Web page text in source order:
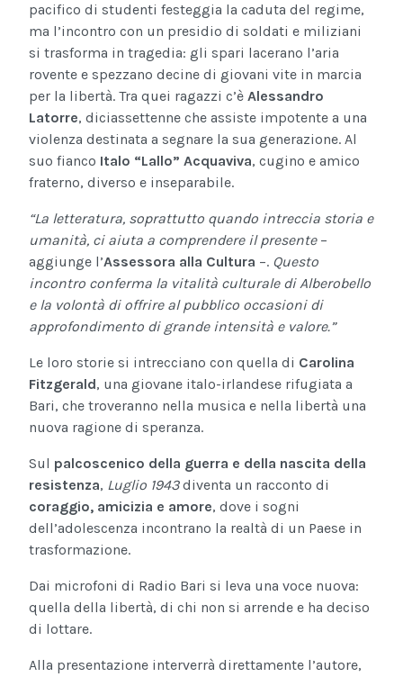
pacifico di studenti festeggia la caduta del regime,
ma l’incontro con un presidio di soldati e miliziani
si trasforma in tragedia: gli spari lacerano l’aria
rovente e spezzano decine di giovani vite in marcia
per la libertà. Tra quei ragazzi c’è Alessandro
Latorre, diciassettenne che assiste impotente a una
violenza destinata a segnare la sua generazione. Al
suo fianco Italo “Lallo” Acquaviva, cugino e amico
fraterno, diverso e inseparabile.
“La letteratura, soprattutto quando intreccia storia e
umanità, ci aiuta a comprendere il presente–
aggiunge l’Assessora alla Cultura –. Questo
incontro conferma la vitalità culturale di Alberobello
e la volontà di offrire al pubblico occasioni di
approfondimento di grande intensità e valore.”
Le loro storie si intrecciano con quella di Carolina
Fitzgerald, una giovane italo-irlandese rifugiata a
Bari, che troveranno nella musica e nella libertà una
nuova ragione di speranza.
Sul palcoscenico della guerra e della nascita della
resistenza, Luglio 1943diventa un racconto di
coraggio, amicizia e amore, dove i sogni
dell’adolescenza incontrano la realtà di un Paese in
trasformazione.
Dai microfoni di Radio Bari si leva una voce nuova:
quella della libertà, di chi non si arrende e ha deciso
di lottare.
Alla presentazione interverrà direttamente l’autore,